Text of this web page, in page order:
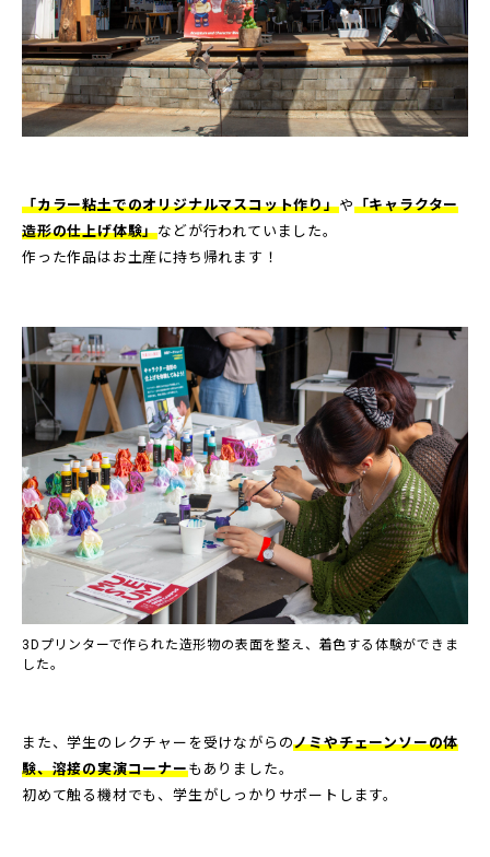
「カラー粘土でのオリジナルマスコット作り」や「キャラクター
造形の仕上げ体験」などが行われていました。
作った作品はお土産に持ち帰れます！
3Dプリンターで作られた造形物の表面を整え、着色する体験ができま
した。
また、学生のレクチャーを受けながらのノミやチェーンソーの体
験、溶接の実演コーナーもありました。
初めて触る機材でも、学生がしっかりサポートします。